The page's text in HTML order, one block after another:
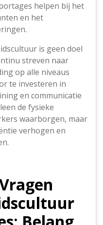
helpen bij het
en het
is geen doel
streven naar
op alle niveaus
te investeren in
en communicatie
de fysieke
waarborgen, maar
verhogen en